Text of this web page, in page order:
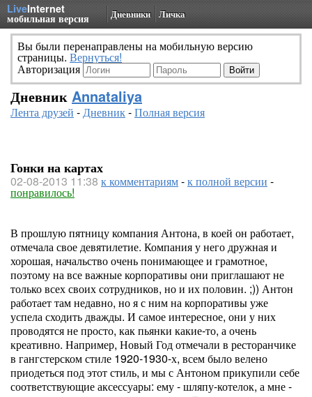
LiveInternet
мобильная версия Дневники Личка
Вы были перенаправлены на мобильную версию
страницы. Вернуться!
Авторизация
Дневник Annataliya
Лента друзей -Дневник-Полная версия
Гонки на картах
02-08-2013 11:38 к комментариям-к полной версии -
понравилось!
В прошлую пятницу компания Антона, в коей он работает,
отмечала свое девятилетие. Компания у него дружная и
хорошая, начальство очень понимающее и грамотное,
поэтому на все важные корпоративы они приглашают не
только всех своих сотрудников, но и их половин. ;)) Антон
работает там недавно, но я с ним на корпоративы уже
успела сходить дважды. И самое интересное, они у них
проводятся не просто, как пьянки какие-то, а очень
креативно. Например, Новый Год отмечали в ресторанчике
в гангстерском стиле 1920-1930-х, всем было велено
приодеться под этот стиль, и мы с Антоном прикупили себе
соответствующие аксессуары: ему - шляпу-котелок, а мне -